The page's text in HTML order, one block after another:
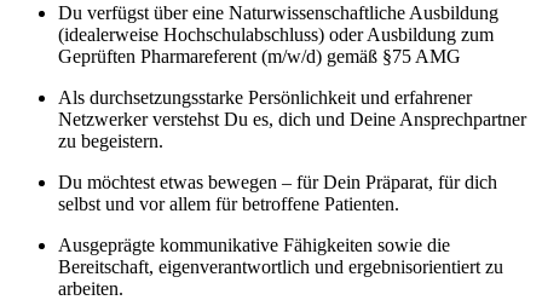
Du verfügst über eine Naturwissenschaftliche Ausbildung
(idealerweise Hochschulabschluss) oder Ausbildung zum
Geprüften Pharmareferent (m/w/d) gemäß §75 AMG
Als durchsetzungsstarke Persönlichkeit und erfahrener
Netzwerker verstehst Du es, dich und Deine Ansprechpartner
zu begeistern.
Du möchtest etwas bewegen – für Dein Präparat, für dich
selbst und vor allem für betroffene Patienten.
Ausgeprägte kommunikative Fähigkeiten sowie die
Bereitschaft, eigenverantwortlich und ergebnisorientiert zu
arbeiten.